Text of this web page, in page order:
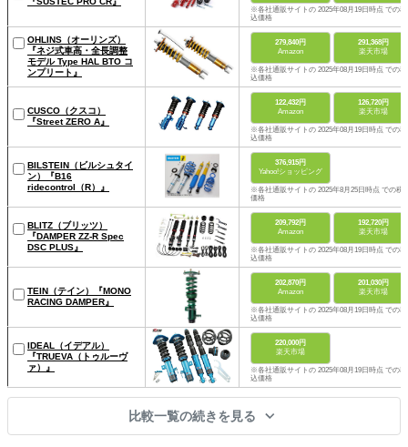
※各社通販サイトの 2025年08月19日時点 での税
込価格
OHLINS（オーリンズ）
『ネジ式車高・全長調整
モデル Type HAL BTO コ
ンプリート』
279,840円
Amazon
291,368円
楽天市場
※各社通販サイトの 2025年08月19日時点 での税
込価格
CUSCO（クスコ）
『Street ZERO A』
122,432円
Amazon
126,720円
楽天市場
※各社通販サイトの 2025年08月19日時点 での税
込価格
BILSTEIN（ビルシュタイ
ン）『B16
ridecontrol（R）』
376,915円
Yahoo!ショッピング
※各社通販サイトの 2025年8月25日時点 での税
価格
BLITZ（ブリッツ）
『DAMPER ZZ-R Spec
DSC PLUS』
209,792円
Amazon
192,720円
楽天市場
※各社通販サイトの 2025年08月19日時点 での税
込価格
TEIN（テイン）『MONO
RACING DAMPER』
202,870円
Amazon
201,030円
楽天市場
※各社通販サイトの 2025年08月19日時点 での税
込価格
IDEAL（イデアル）
『TRUEVA（トゥルーヴ
ァ）』
220,000円
楽天市場
※各社通販サイトの 2025年08月19日時点 での税
込価格
比較一覧の続きを見る